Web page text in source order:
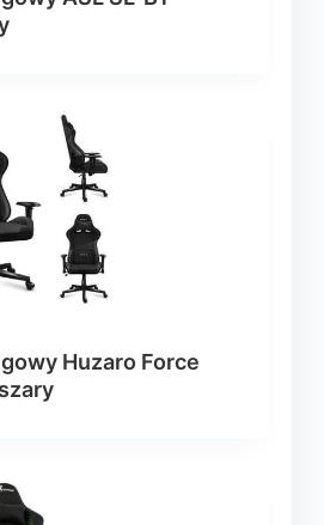
Huzaro Force